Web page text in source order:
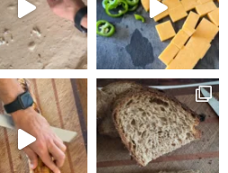
משמעותית! כנסו לאתר
ג׳בטות (שמרים) לישה במיקסר ווילפה הנדיר 7% הנחה